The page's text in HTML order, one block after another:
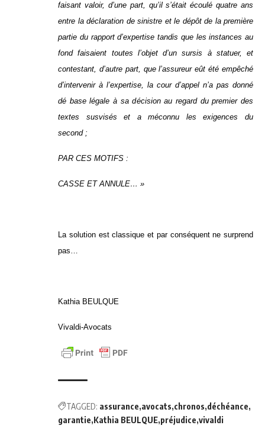
faisant valoir, d’une part, qu’il s’était écoulé quatre ans
entre la déclaration de sinistre et le dépôt de la première
partie du rapport d’expertise tandis que les instances au
fond faisaient toutes l’objet d’un sursis à statuer, et
contestant, d’autre part, que l’assureur eût été empêché
d’intervenir à l’expertise, la cour d’appel n’a pas donné
dé base légale à sa décision au regard du premier des
textes susvisés et a méconnu les exigences du
second ;
PAR CES MOTIFS :
CASSE ET ANNULE… »
La solution est classique et par conséquent ne surprend
pas…
Kathia BEULQUE
Vivaldi-Avocats
TAGGED: assurance avocats chronos déchéance
garantie Kathia BEULQUE préjudice vivaldi